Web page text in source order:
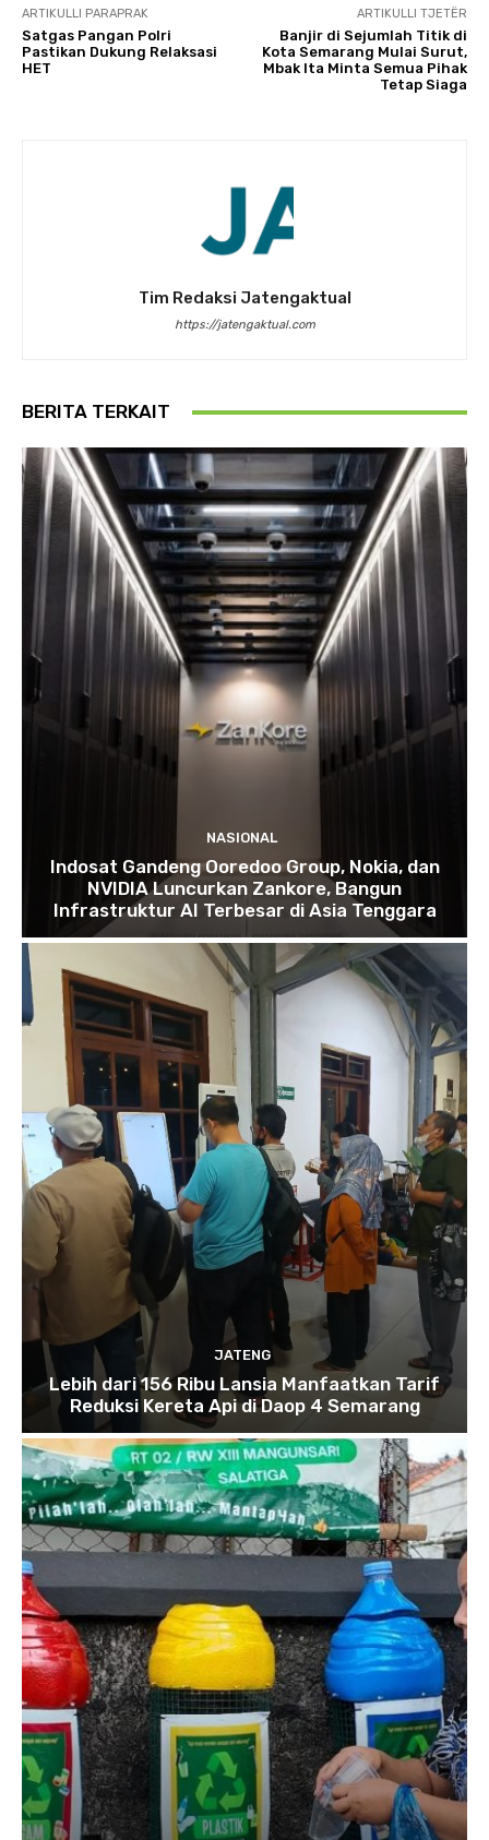
ARTIKULLI PARAPRAK
Satgas Pangan Polri
Pastikan Dukung Relaksasi
HET
ARTIKULLI TJETËR
Banjir di Sejumlah Titik di
Kota Semarang Mulai Surut,
Mbak Ita Minta Semua Pihak
Tetap Siaga
Tim Redaksi Jatengaktual
https://jatengaktual.com
BERITA TERKAIT
NASIONAL
Indosat Gandeng Ooredoo Group, Nokia, dan
NVIDIA Luncurkan Zankore, Bangun
Infrastruktur AI Terbesar di Asia Tenggara
JATENG
Lebih dari 156 Ribu Lansia Manfaatkan Tarif
Reduksi Kereta Api di Daop 4 Semarang